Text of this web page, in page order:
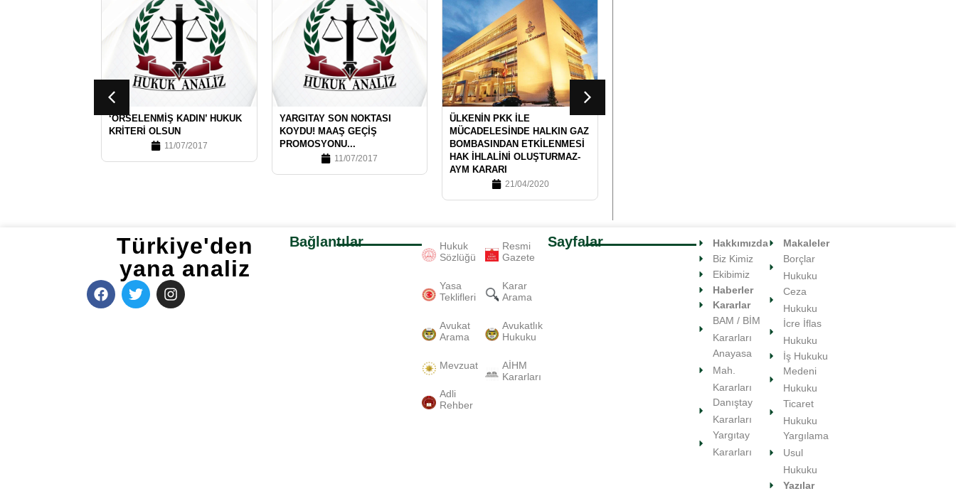
‘ÖRSELENMIŞ KADIN’ HUKUK
KRITERI OLSUN
11/07/2017
YARGITAY SON NOKTASI
KOYDU! MAAŞ GEÇIŞ
PROMOSYONU...
11/07/2017
ÜLKENIN PKK İLE
MÜCADELESINDE HALKIN GAZ
BOMBASINDAN ETKILENMESI
HAK İHLALINI OLUŞTURMAZ-
AYM KARARI
21/04/2020
Türkiye'den
yana analiz
Bağlantılar
Hukuk
Sözlüğü
Yasa
Teklifleri
Avukat
Arama
Mevzuat
Adli
Rehber
Resmi
Gazete
Karar
Arama
Avukatlık
Hukuku
AİHM
Kararları
Sayfalar
Hakkımızda
Biz Kimiz
Ekibimiz
Haberler
Kararlar
BAM / BİM
Kararları
Anayasa
Mah.
Kararları
Danıştay
Kararları
Yargıtay
Kararları
Makaleler
Borçlar
Hukuku
Ceza
Hukuku
İcre İflas
Hukuku
İş Hukuku
Medeni
Hukuku
Ticaret
Hukuku
Yargılama
Usul
Hukuku
Yazılar